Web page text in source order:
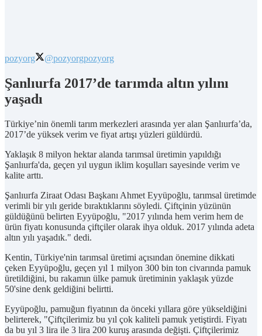
pozyorg @pozyorgpozyorg
Şanlıurfa 2017’de tarımda altın yılını
yaşadı
Türkiye’nin önemli tarım merkezleri arasında yer alan Şanlıurfa’da,
2017’de yüksek verim ve fiyat artışı yüzleri güldürdü.
Yaklaşık 8 milyon hektar alanda tarımsal üretimin yapıldığı
Şanlıurfa'da, geçen yıl uygun iklim koşulları sayesinde verim ve
kalite arttı.
Şanlıurfa Ziraat Odası Başkanı Ahmet Eyyüpoğlu, tarımsal üretimde
verimli bir yılı geride bıraktıklarını söyledi. Çiftçinin yüzünün
güldüğünü belirten Eyyüpoğlu, "2017 yılında hem verim hem de
ürün fiyatı konusunda çiftçiler olarak ihya olduk. 2017 yılında adeta
altın yılı yaşadık." dedi.
Kentin, Türkiye'nin tarımsal üretimi açısından önemine dikkati
çeken Eyyüpoğlu, geçen yıl 1 milyon 300 bin ton civarında pamuk
üretildiğini, bu rakamın ülke pamuk üretiminin yaklaşık yüzde
50'sine denk geldiğini belirtti.
Eyyüpoğlu, pamuğun fiyatının da önceki yıllara göre yükseldiğini
belirterek, "Çiftçilerimiz bu yıl çok kaliteli pamuk yetiştirdi. Fiyatı
da bu yıl 3 lira ile 3 lira 200 kuruş arasında değişti. Çiftçilerimiz